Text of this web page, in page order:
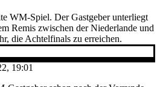
WM-Spiel. Der Gastgeber unterliegt
Remis zwischen der Niederlande und
die Achtelfinals zu erreichen.
19:01